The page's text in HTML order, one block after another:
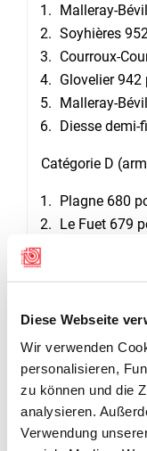
Diese Webseite
Wir verwenden
personalisieren,
zu können und die
analysieren.
Verwendung
Malleray-
Soyhières
Courroux-
Glovelier 942
Malleray-
Diesse demi-
Catégorie D
Plagne 680
Le Fuet 679
Court demi-
GALERIE